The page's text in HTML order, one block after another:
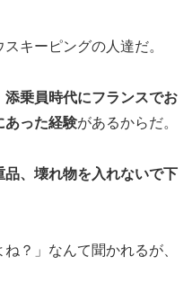
キーピングの人達だ。
添乗員時代にフランスでお
あった経験があるからだ。
、壊れ物を入れないで下
？」なんて聞かれるが、